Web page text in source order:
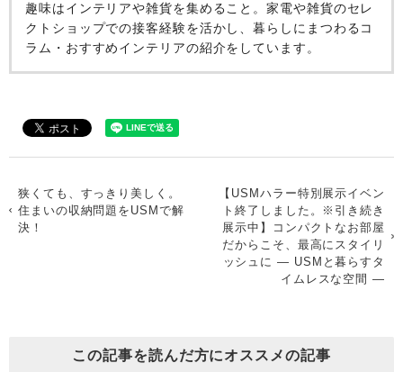
趣味はインテリアや雑貨を集めること。家電や雑貨のセレ
クトショップでの接客経験を活かし、暮らしにまつわるコ
ラム・おすすめインテリアの紹介をしています。
狭くても、すっきり美しく。
住まいの収納問題をUSMで解
決！
【USMハラー特別展示イベン
ト終了しました。※引き続き
展示中】コンパクトなお部屋
だからこそ、最高にスタイリ
ッシュに ― USMと暮らすタ
イムレスな空間 ―
この記事を読んだ方にオススメの記事